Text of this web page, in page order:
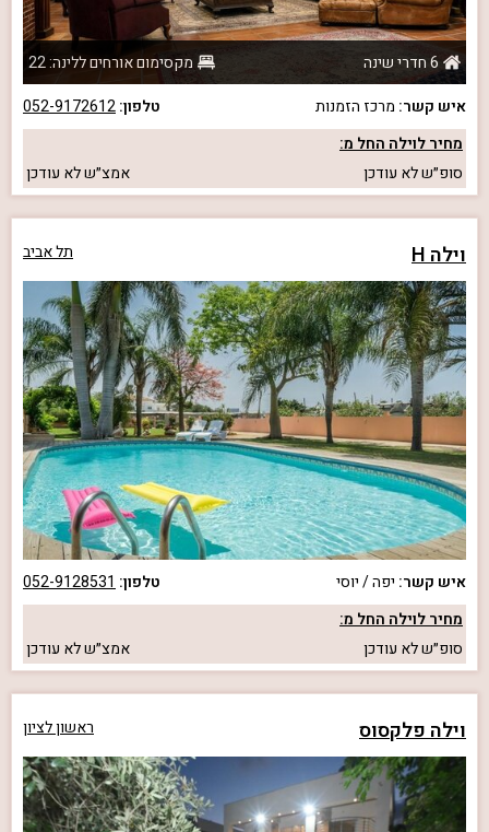
6 חדרי שינה
מקסימום אורחים ללינה: 22
איש קשר: מרכז הזמנות טלפון:052-9172612
מחיר לוילה החל מ:
סופ״שלא עודכן אמצ״שלא עודכן
וילה H תל אביב
איש קשר: יפה / יוסי טלפון: 052-9128531
מחיר לוילה החל מ:
סופ״שלא עודכן אמצ״שלא עודכן
וילה פלקסוס ראשון לציון